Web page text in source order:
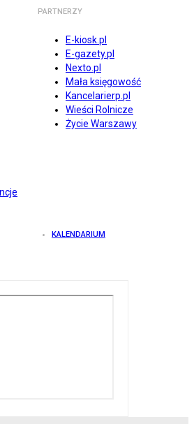
PARTNERZY
E-kiosk.pl
E-gazety.pl
Nexto.pl
Mała księgowość
Kancelarierp.pl
Wieści Rolnicze
Życie Warszawy
KALENDARIUM